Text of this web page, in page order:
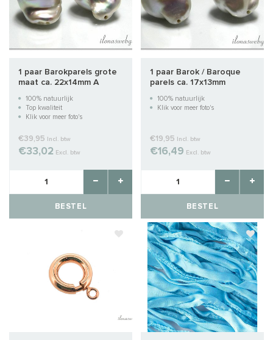
1 paar Barokparels grote
maat ca. 22x14mm A
100% natuurlijk
Top kwaliteit
Klik voor meer foto's
€39,95 Incl. btw
€33,02 Excl. btw
BESTEL
1 paar Barok / Baroque
parels ca. 17x13mm
100% natuurlijk
Klik voor meer foto's
€19,95 Incl. btw
€16,49 Excl. btw
BESTEL